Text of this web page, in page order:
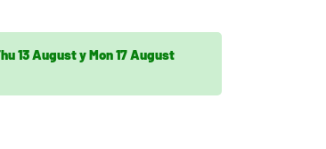
13 AugustyMon 17 August